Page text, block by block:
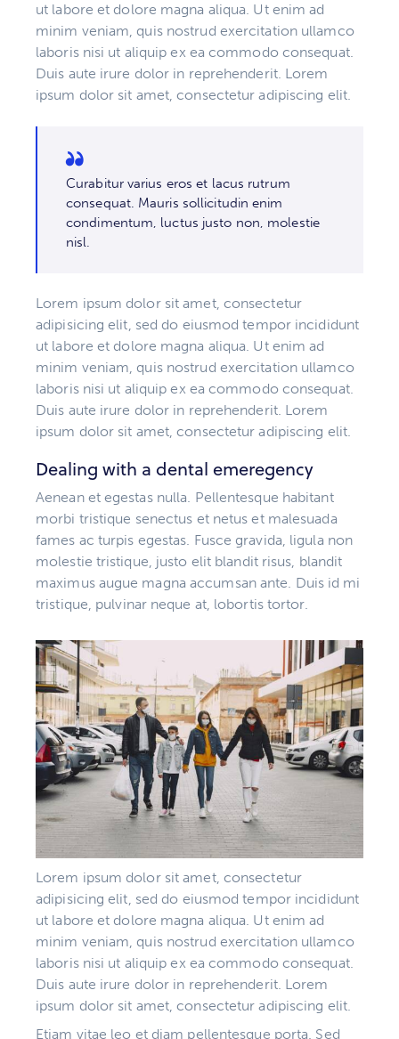
ut labore et dolore magna aliqua. Ut enim ad
minim veniam, quis nostrud exercitation ullamco
laboris nisi ut aliquip ex ea commodo consequat.
Duis aute irure dolor in reprehenderit. Lorem
ipsum dolor sit amet, consectetur adipiscing elit.
Curabitur varius eros et lacus rutrum
consequat. Mauris sollicitudin enim
condimentum, luctus justo non, molestie
nisl.
Lorem ipsum dolor sit amet, consectetur
adipisicing elit, sed do eiusmod tempor incididunt
ut labore et dolore magna aliqua. Ut enim ad
minim veniam, quis nostrud exercitation ullamco
laboris nisi ut aliquip ex ea commodo consequat.
Duis aute irure dolor in reprehenderit. Lorem
ipsum dolor sit amet, consectetur adipiscing elit.
Dealing with a dental emeregency
Aenean et egestas nulla. Pellentesque habitant
morbi tristique senectus et netus et malesuada
fames ac turpis egestas. Fusce gravida, ligula non
molestie tristique, justo elit blandit risus, blandit
maximus augue magna accumsan ante. Duis id mi
tristique, pulvinar neque at, lobortis tortor.
Lorem ipsum dolor sit amet, consectetur
adipisicing elit, sed do eiusmod tempor incididunt
ut labore et dolore magna aliqua. Ut enim ad
minim veniam, quis nostrud exercitation ullamco
laboris nisi ut aliquip ex ea commodo consequat.
Duis aute irure dolor in reprehenderit. Lorem
ipsum dolor sit amet, consectetur adipiscing elit.
Etiam vitae leo et diam pellentesque porta. Sed